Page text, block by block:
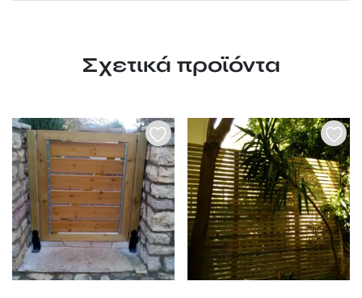
Σχετικά προϊόντα